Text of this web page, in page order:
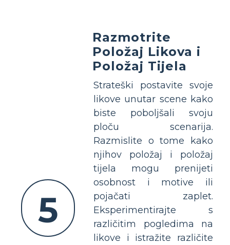
5
Razmotrite
Položaj Likova i
Položaj Tijela
Strateški postavite svoje
likove unutar scene kako
biste poboljšali svoju
ploču scenarija.
Razmislite o tome kako
njihov položaj i položaj
tijela mogu prenijeti
osobnost i motive ili
pojačati zaplet.
Eksperimentirajte s
različitim pogledima na
likove i istražite različite